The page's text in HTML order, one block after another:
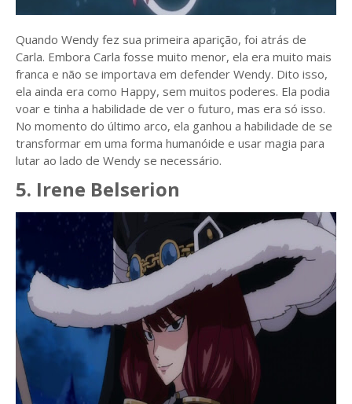
Quando Wendy fez sua primeira aparição, foi atrás de
Carla. Embora Carla fosse muito menor, ela era muito mais
franca e não se importava em defender Wendy. Dito isso,
ela ainda era como Happy, sem muitos poderes. Ela podia
voar e tinha a habilidade de ver o futuro, mas era só isso.
No momento do último arco, ela ganhou a habilidade de se
transformar em uma forma humanóide e usar magia para
lutar ao lado de Wendy se necessário.
5. Irene Belserion